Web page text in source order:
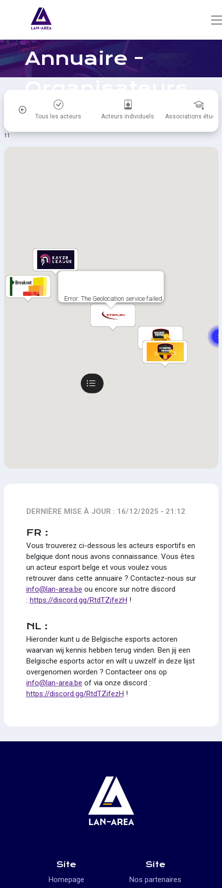
Annuaire -
de tournois
Tous les acteurs Acteurs individuels Associations
11
Error: The Geolocation service failed.
DERNIÈRE MISE À JOUR : 16/12/2025 - 21:12
FR :
Vous trouverez ci-dessous les acteurs esportifs en
belgique dont nous avons connaissance. Vous êtes
un acteur esport belge et vous voulez vous
retrouver dans cette annuaire ? Contactez-nous sur
info@lan-area.be ou encore sur notre discord
: https://discord.gg/RtdTZjfezH !
NL :
Hieronder kunt u de Belgische esports actoren
waarvan wij kennis hebben terug vinden. Ben jij een
Belgische esports actor en wilt u uwzelf in deze lijst
overgenomen worden ? Contacteer ons op
info@lan-area.be of via onze discord :
https://discord.gg/RtdTZjfezH !
Site
Homepage
Site
Nos partenaires